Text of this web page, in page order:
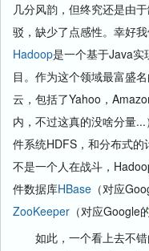
几分风韵，但终究还是由
驳，缺少了点感性。幸好
Hadoop是一个基于Java实
目。作为这个领域最富盛
云，包括了Yahoo，
内，不过这真的没啥分量
件系统HDFS，和分布式
不是一个人在战斗，
件数据库HBase （对应
ZooKeeper （对应Google
如此，一个看上去不错